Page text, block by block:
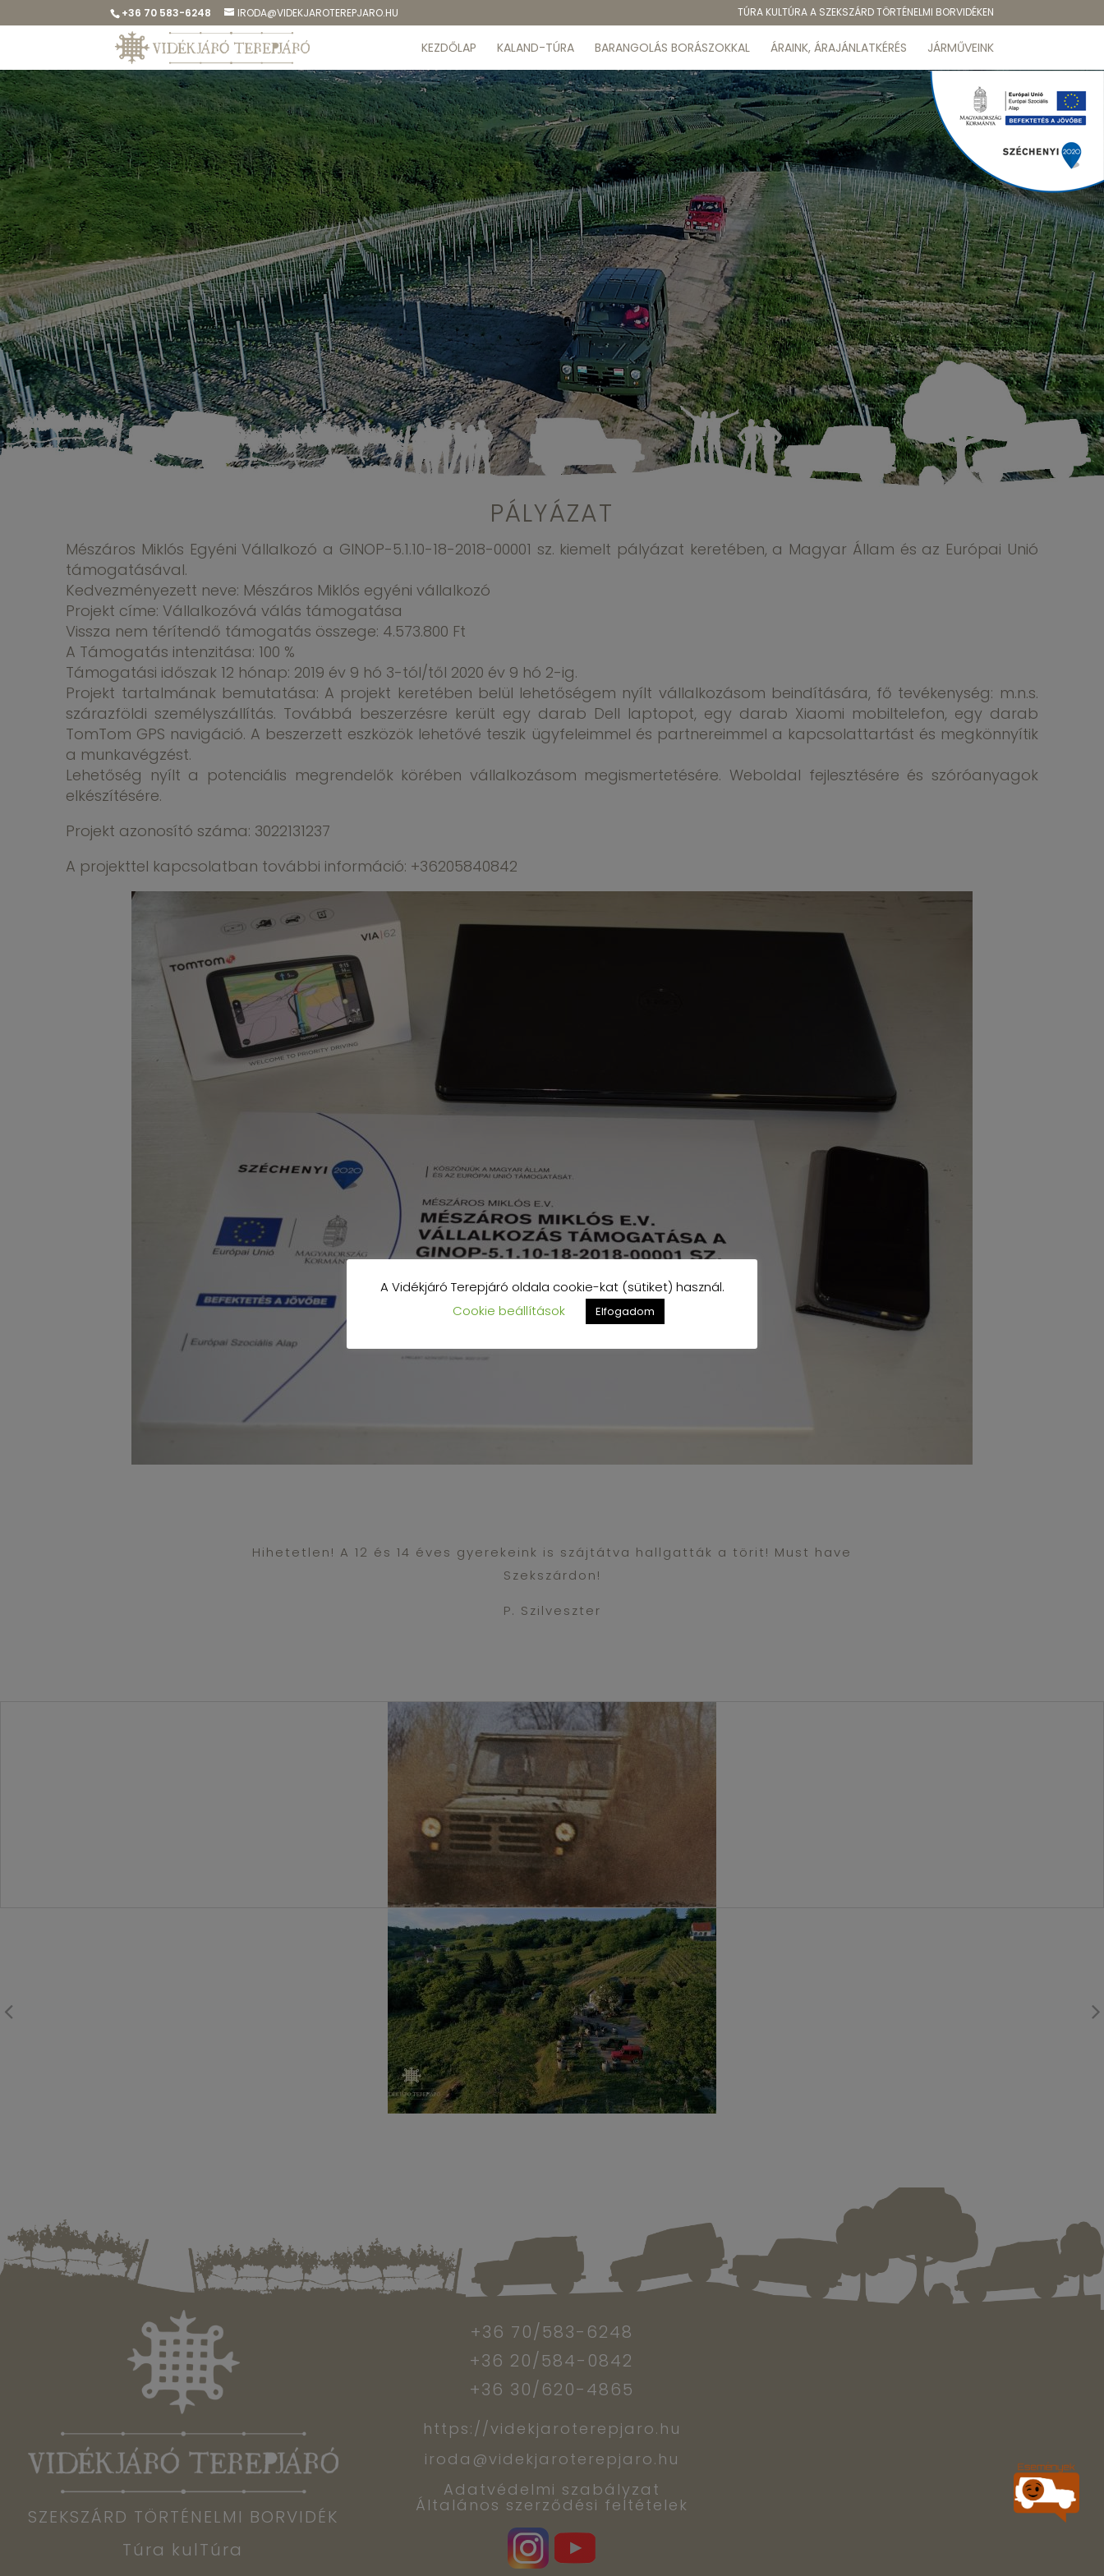
+36 70 583-6248 IRODA@VIDEKJAROTEREPJARO.HU TÚRA KULTÚRA A SZEKSZÁRD TÖRTÉNELMI BORVIDÉKEN
KEZDŐLAP KALAND-TÚRA BARANGOLÁS BORÁSZOKKAL ÁRAINK, ÁRAJÁNLATKÉRÉS JÁRMŰVEINK
PÁLYÁZAT
Mészáros Miklós Egyéni Vállalkozó a GINOP-5.1.10-18-2018-00001 sz. kiemelt pályázat keretében, a Magyar Állam és az Európai Unió
támogatásával.
Kedvezményezett neve: Mészáros Miklós egyéni vállalkozó
Projekt címe: Vállalkozóvá válás támogatása
Vissza nem térítendő támogatás összege: 4.573.800 Ft
A Támogatás intenzitása: 100 %
Támogatási időszak 12 hónap: 2019 év 9 hó 3-tól/től 2020 év 9 hó 2-ig.
Projekt tartalmának bemutatása: A projekt keretében belül lehetőségem nyílt vállalkozásom beindítására, fő tevékenység: m.n.s.
szárazföldi személyszállítás. Továbbá beszerzésre került egy darab Dell laptopot, egy darab Xiaomi mobiltelefon, egy darab
TomTom GPS navigáció. A beszerzett eszközök lehetővé teszik ügyfeleimmel és partnereimmel a kapcsolattartást és megkönnyítik
a munkavégzést.
Lehetőség nyílt a potenciális megrendelők körében vállalkozásom megismertetésére. Weboldal fejlesztésére és szóróanyagok
elkészítésére.
Projekt azonosító száma: 3022131237
A projekttel kapcsolatban további információ: +36205840842
Hihetetlen! A 12 és 14 éves gyerekeink is szájtátva hallgatták a törit! Must have
Szekszárdon!
P. Szilveszter
SZEKSZÁRD TÖRTÉNELMI BORVIDÉK
Túra kulTúra
+36 70/583-6248
+36 20/584-0842
+36 30/620-4865
https://videkjaroterepjaro.hu
iroda@videkjaroterepjaro.hu
Adatvédelmi szabályzat
Általános szerződési feltételek
A Vidékjáró Terepjáró oldala cookie-kat (sütiket) használ.
Cookie beállítások
Elfogadom